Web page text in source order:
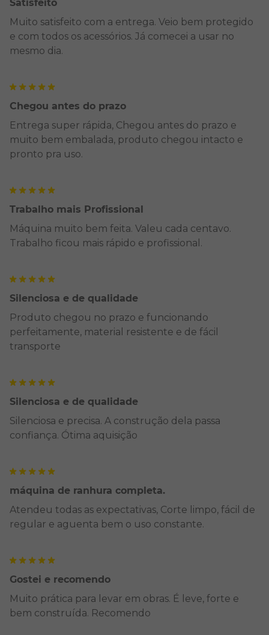
Satisfeito
Muito satisfeito com a entrega. Veio bem protegido
e com todos os acessórios. Já comecei a usar no
mesmo dia.
Chegou antes do prazo
Entrega super rápida, Chegou antes do prazo e
muito bem embalada, produto chegou intacto e
pronto pra uso.
Trabalho mais Profissional
Máquina muito bem feita. Valeu cada centavo.
Trabalho ficou mais rápido e profissional.
Silenciosa e de qualidade
Produto chegou no prazo e funcionando
perfeitamente, material resistente e de fácil
transporte
Silenciosa e de qualidade
Silenciosa e precisa. A construção dela passa
confiança. Ótima aquisição
máquina de ranhura completa.
Atendeu todas as expectativas, Corte limpo, fácil de
regular e aguenta bem o uso constante.
Gostei e recomendo
Muito prática para levar em obras. É leve, forte e
bem construída. Recomendo